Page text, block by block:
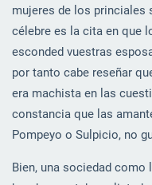
mujeres de los princiales
célebre es la cita en que
esconded vuestras
por tanto cabe reseñar
era machista en las
constancia que las
Pompeyo o Sulpicio, no
Bien, una sociedad como